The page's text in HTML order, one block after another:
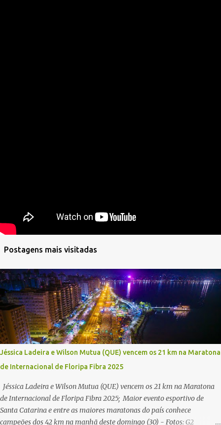
Postagens mais visitadas
Jéssica Ladeira e Wilson Mutua (QUE) vencem os 21 km na Maratona
de Internacional de Floripa Fibra 2025
Jéssica Ladeira e Wilson Mutua (QUE) vencem os 21 km na Maratona
de Internacional de Floripa Fibra 2025; Maior evento esportivo de
Santa Catarina e entre as maiores maratonas do país conhece
campeões dos 42 km na manhã deste domingo (30) - Fotos: G2